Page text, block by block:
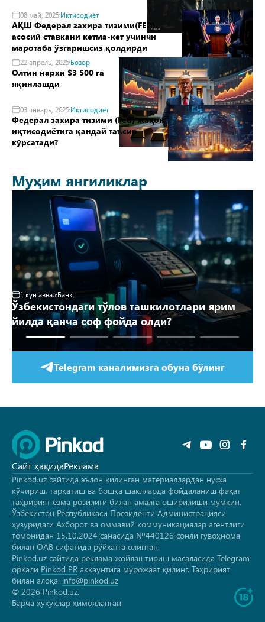
08 май, 2025Иқтисодиёт
АҚШ Федерал захира тизими(FED)
асосий ставкани кетма-кет учинчи
маротаба ўзгаришсиз қолдирди
22 апрель, 2025Бозор
Олтин нархи $3 500 га
яқинлашди
03 январь, 2025Иқтисодиёт
Федерал захира тизими (Fed) жаҳон
иқтисодиётига қандай таъсир
кўрсатади?
Муҳим янгиликлар
1 кун аввалБанк
Ўзбекистондаги тўлов ташкилотлари ярим
йилда қанча соф фойда олди?
Telegram каналимизга обуна бўлинг
Сайт ҳақидаРеклама
Pinkod.uz сайтида эълон қилинган материаллардан нусха
кўчириш, тарқатиш ва бошқа шаклларда фойдаланиш фақат
таҳририят ёзма розилиги билан амалга оширилиши мумкин.
Ўзбекистон Республикаси Президенти Администрацияси
ҳузуридаги Ахборот ва оммавий коммуникациялар агентлиги
томонидан 15.10.2024 санасида №440126 сонли гувоҳнома
билан ОАВ сифатида рўйхатга олинган.
Pinkod.uz сайтида реклама жойлаштириш масаласида Telegram
орқали Pinkod PR аккаунтига мурожаат қилинг. Таҳририят
билан алоқа: info@pinkod.uz
© 2026 Pinkod.uz.
Барча ҳуқуқлар ҳимояланган.